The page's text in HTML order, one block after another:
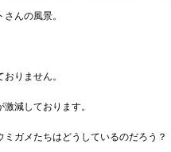
んの風景。
りません。
減しております。
ミガメたちはどうしているのだろう？